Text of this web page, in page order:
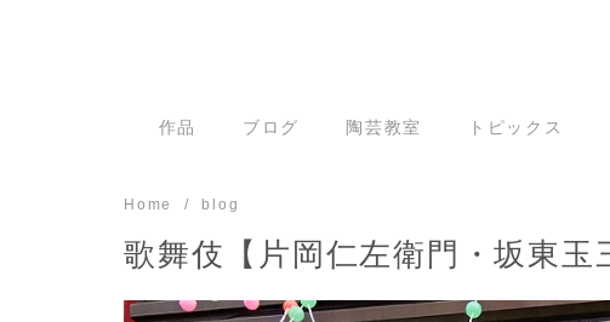
作品 ブログ 陶芸教室 トピックス
Home blog
歌舞伎【片岡仁左衛門・坂東